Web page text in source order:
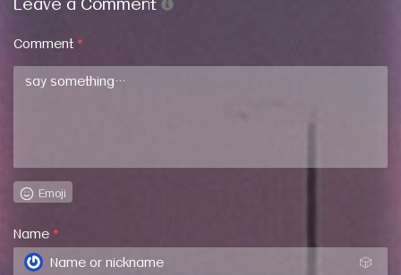
Comment *
Emoji
Name *
🎲